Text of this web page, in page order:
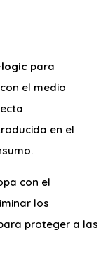
logic para
el medio
en el
con el
los
proteger a las